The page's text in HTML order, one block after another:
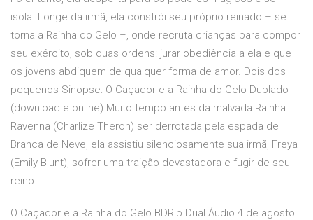
isola. Longe da irmã, ela constrói seu próprio reinado – se
torna a Rainha do Gelo –, onde recruta crianças para compor
seu exército, sob duas ordens: jurar obediência a ela e que
os jovens abdiquem de qualquer forma de amor. Dois dos
pequenos Sinopse: O Caçador e a Rainha do Gelo Dublado
(download e online) Muito tempo antes da malvada Rainha
Ravenna (Charlize Theron) ser derrotada pela espada de
Branca de Neve, ela assistiu silenciosamente sua irmã, Freya
(Emily Blunt), sofrer uma traição devastadora e fugir de seu
reino.
O Caçador e a Rainha do Gelo BDRip Dual Áudio 4 de agosto